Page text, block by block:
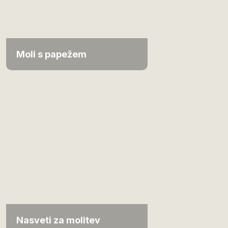
Moli s papežem
Nasveti za molitev